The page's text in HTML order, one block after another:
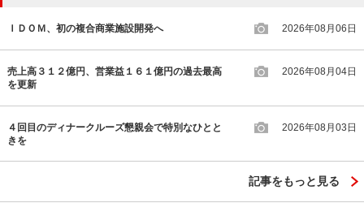
ＩＤＯＭ、初の複合商業施設開発へ 2026年08月06日
売上高３１２億円、営業益１６１億円の過去最高
を更新
2026年08月04日
４回目のディナークルーズ懇親会で特別なひとと
きを
2026年08月03日
記事をもっと見る